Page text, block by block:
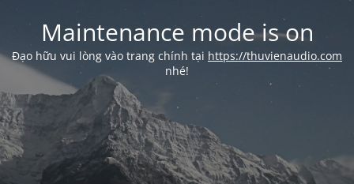
Maintenance mode is on
Đạo hữu vui lòng vào trang chính tại https://thuvienaudio.com
nhé!